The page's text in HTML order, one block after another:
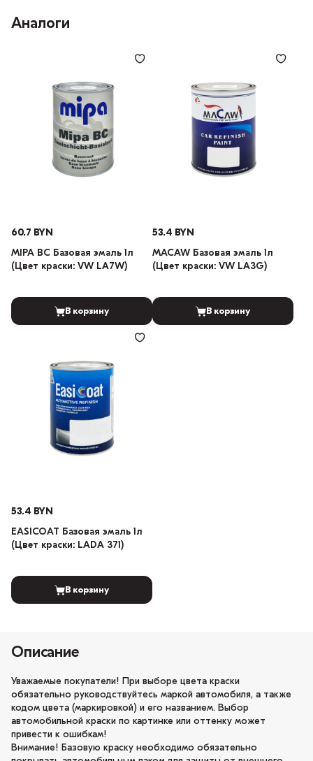
Аналоги
60.7 BYN
MIPA BC Базовая эмаль 1л
(Цвет краски: VW LA7W)
В корзину
53.4 BYN
MACAW Базовая эмаль 1л
(Цвет краски: VW LA3G)
В корзину
53.4 BYN
EASICOAT Базовая эмаль 1л
(Цвет краски: LADA 371)
В корзину
Описание
Уважаемые покупатели! При выборе цвета краски
обязательно руководствуйтесь маркой автомобиля, а также
кодом цвета (маркировкой) и его названием. Выбор
автомобильной краски по картинке или оттенку может
привести к ошибкам!
Внимание! Базовую краску необходимо обязательно